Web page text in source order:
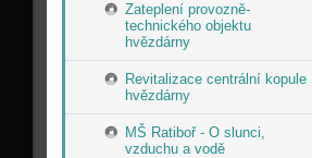
Zateplení provozně-
technického objektu
hvězdárny
Revitalizace centrální kopule
hvězdárny
MŠ Ratiboř - O slunci,
vzduchu a vodě